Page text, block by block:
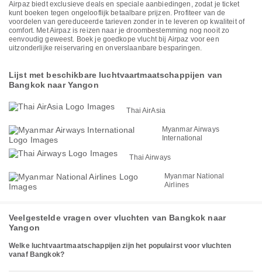
Airpaz biedt exclusieve deals en speciale aanbiedingen, zodat je ticket
kunt boeken tegen ongelooflijk betaalbare prijzen. Profiteer van de
voordelen van gereduceerde tarieven zonder in te leveren op kwaliteit of
comfort. Met Airpaz is reizen naar je droombestemming nog nooit zo
eenvoudig geweest. Boek je goedkope vlucht bij Airpaz voor een
uitzonderlijke reiservaring en onverslaanbare besparingen.
Lijst met beschikbare luchtvaartmaatschappijen van
Bangkok naar Yangon
Thai AirAsia
Myanmar Airways
International
Thai Airways
Myanmar National
Airlines
Veelgestelde vragen over vluchten van Bangkok naar
Yangon
Welke luchtvaartmaatschappijen zijn het populairst voor vluchten
vanaf Bangkok?